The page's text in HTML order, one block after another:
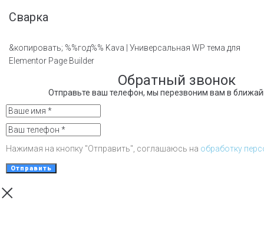
Сварка
&копировать; %%год%% Kava | Универсальная WP тема для
Elementor Page Builder
Обратный звонок
Отправьте ваш телефон, мы перезвоним вам в
Нажимая на кнопку "Отправить", соглашаюсь на обработку
Отправить